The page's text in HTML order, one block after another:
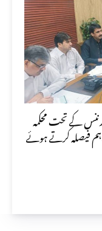
کے تحت محکمہ
فیصلہ کرتے ہوئے